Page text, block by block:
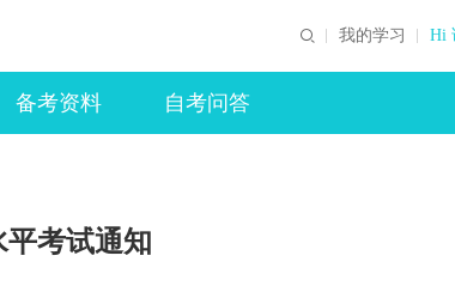
我的学习 Hi
备考资料 自考问答
平考试通知